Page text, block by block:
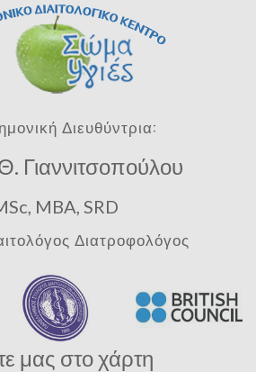
Διευθύντρια:
Γιαννιτσοπούλου
MBA, SRD
Διατροφολόγος
μας στο χάρτη